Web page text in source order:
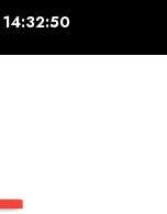
14:32:50